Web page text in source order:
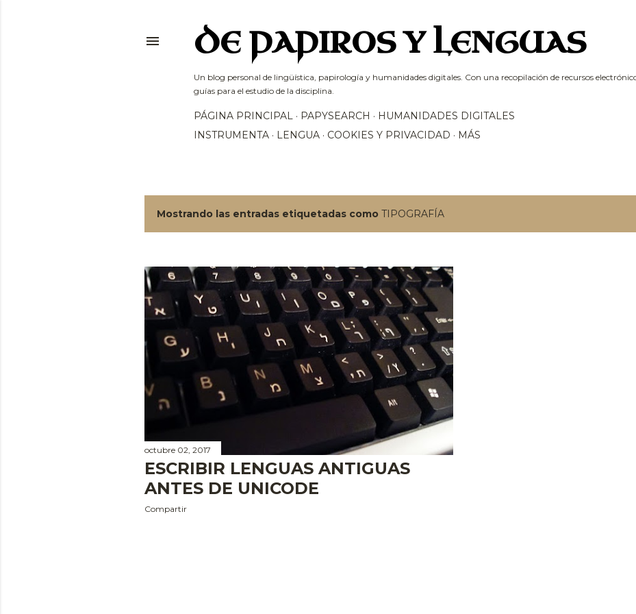
DE PAPIROS Y LENGUAS
Un blog personal de lingüística, papirología y humanidades digitales. Con una recopilación de recursos
guías para el estudio de la disciplina.
PÁGINA PRINCIPAL PAPYSEARCH
HUMANIDADES DIGITALES
INSTRUMENTA
LENGUA COOKIES Y PRIVACIDAD MÁS
E
t
r
a
d
a
s
Mostrando las entradas etiquetadas como TIPOGRAFÍA
octubre 02, 2017
ESCRIBIR LENGUAS ANTIGUAS
ANTES DE UNICODE
Compartir